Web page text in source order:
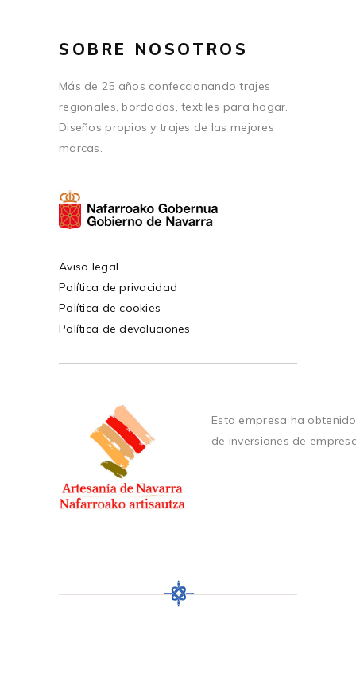
SOBRE NOSOTROS
Más de 25 años confeccionando trajes
regionales, bordados, textiles para hogar.
Diseños propios y trajes de las mejores
marcas.
Aviso legal
Política de privacidad
Política de cookies
Política de devoluciones
Esta empresa ha
de inversiones de